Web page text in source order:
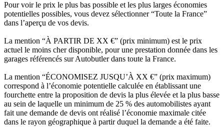
Pour voir le prix le plus bas possible et les plus larges économies
potentielles possibles, vous devez sélectionner “Toute la France”
dans l’aperçu de vos devis.
La mention “À PARTIR DE XX €” (prix minimum) est le prix
actuel le moins cher disponible, pour une prestation donnée dans les
garages référencés sur Autobutler dans toute la France.
La mention “ÉCONOMISEZ JUSQU’À XX €” (prix maximum)
correspond à l’économie potentielle calculée en établissant une
fourchette entre la proposition de devis la plus élevée et la plus basse
au sein de laquelle un minimum de 25 % des automobilistes ayant
fait une demande de devis ont réalisé l’économie maximale citée
dans le rayon géographique à partir duquel la demande a été faite.